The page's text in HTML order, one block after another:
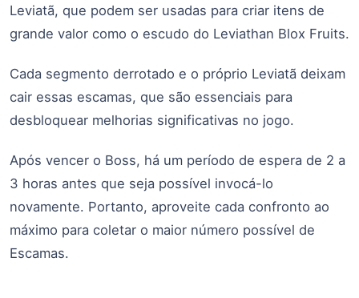
Leviatã, que podem ser usadas para criar itens de
grande valor como o escudo do Leviathan Blox Fruits.
Cada segmento derrotado e o próprio Leviatã deixam
cair essas escamas, que são essenciais para
desbloquear melhorias significativas no jogo.
Após vencer o Boss, há um período de espera de 2 a
3 horas antes que seja possível invocá-lo
novamente. Portanto, aproveite cada confronto ao
máximo para coletar o maior número possível de
Escamas.